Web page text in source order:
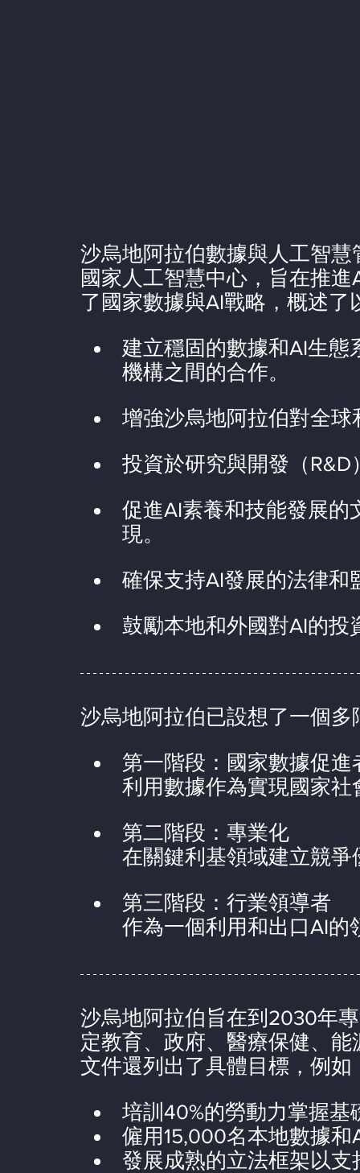
沙烏地阿拉伯數據與人工智慧
國家人工智慧中心，旨在推
了國家數據與AI戰略，概述了
建立穩固的數據和AI生
機構之間的合作。
增強沙烏地阿拉伯對全
投資於研究與開發（R&D
促進AI素養和技能發展的
現。
確保支持AI發展的法律和
鼓勵本地和外國對AI的投
沙烏地阿拉伯已設想了一個
第一階段：國家數據促進
利用數據作為實現國家
第二階段：專業化
在關鍵利基領域建立競爭
第三階段：行業領導者
作為一個利用和出口AI的
沙烏地阿拉伯旨在到2030年
定教育、政府、醫療保健、
文件還列出了具體目標，例如
培訓40%的勞動力掌握基
僱用15,000名本地數據和
發展成熟的立法框架以支